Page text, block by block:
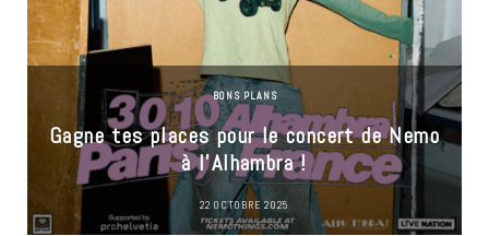
BONS PLANS
Gagne tes places pour le concert de Nemo
à l’Alhambra !
22 OCTOBRE 2025